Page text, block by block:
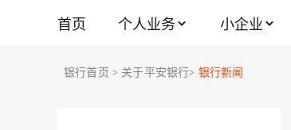
关于加强代理贵金属业务风险防范的提示
关于进一步加强代理贵金属业务风险防范的提示
首页 个人业务 小企业
银行首页 > 关于平安银行> 银行新闻